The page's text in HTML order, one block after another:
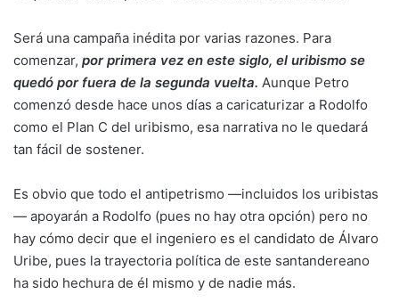
Será una campaña inédita por varias razones. Para
comenzar, por primera vez en este siglo, el uribismo se
quedó por fuera de la segunda vuelta. Aunque Petro
comenzó desde hace unos días a caricaturizar a Rodolfo
como el Plan C del uribismo, esa narrativa no le quedará
tan fácil de sostener.
Es obvio que todo el antipetrismo —incluidos los uribistas
— apoyarán a Rodolfo (pues no hay otra opción) pero no
hay cómo decir que el ingeniero es el candidato de Álvaro
Uribe, pues la trayectoria política de este santandereano
ha sido hechura de él mismo y de nadie más.